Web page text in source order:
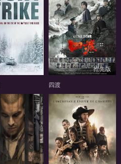
正片
抢先版
四渡